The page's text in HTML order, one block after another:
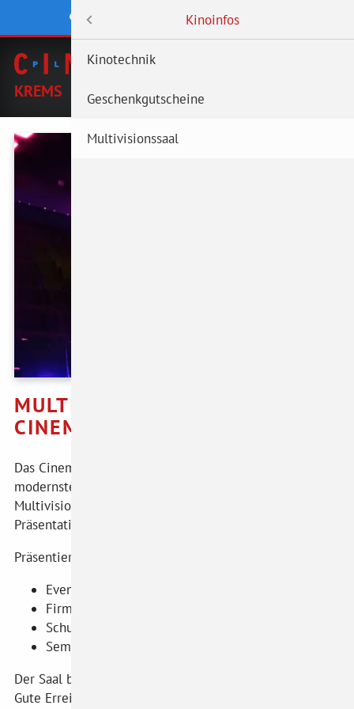
CINEMAPLEXX STANDORT WÄHLEN
KREMS
WOLFSBERG
KREMS
MULTIVISIONSSAAL IM
CINEMAPLEXX KREMS
Das Cinemaplexx Krems verfügt über einen mit
modernster LED-Technologie ausgestatteten
Multivisionssaal inkl. professioneller Bühnen- und
Präsentationstechnik.
Präsentieren Sie Ihre Firma im richtigen Licht:
Events
Firmen- und Produktpräsentationen
Schulungen
Seminare
Der Saal bietet 250 Personen bequem Platz.
Gute Erreichbarkeit und über 500 kostenlose Parkplätze
Kino Krems
Aktuell im Kino
Vorschau
Reservierung
Mein Cinemaplexx
Unternehmen
Facebook
Instagram
Kinoinfos
Kinotechnik
Geschenkgutscheine
Multivisionssaal